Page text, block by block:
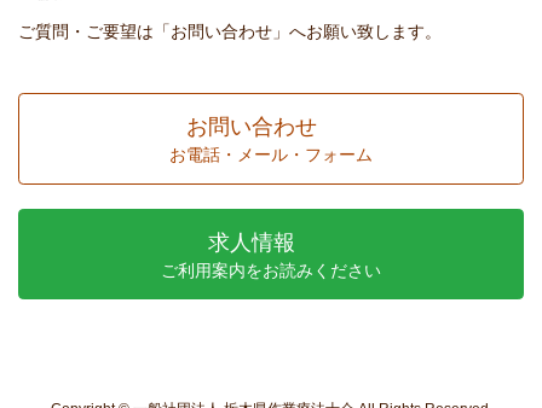
ご質問・ご要望は「お問い合わせ」へお願い致します。
お問い合わせ
お電話・メール・フォーム
求人情報
ご利用案内をお読みください